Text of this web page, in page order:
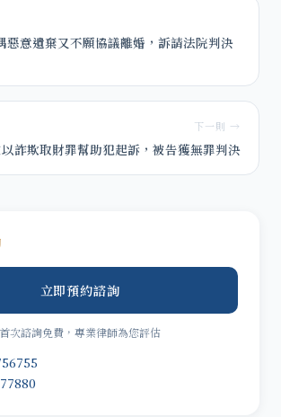
惡意遺棄又不願協議離婚，訴請法院判決
下一則 →
詐欺取財罪幫助犯起訴，被告獲無罪判決
立即預約諮詢
首次諮詢免費，專業律師為您評估